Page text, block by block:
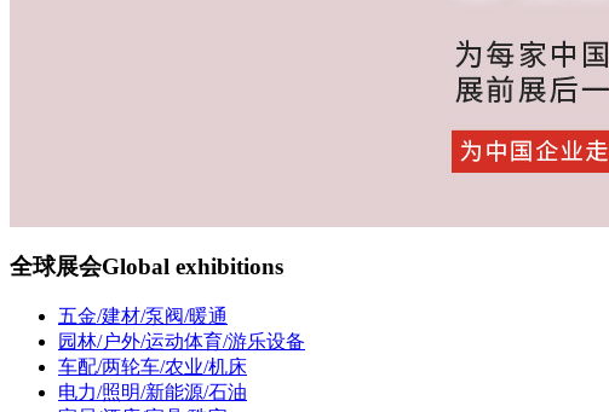
全球展会Global exhibitions
五金/建材/泵阀/暖通
园林/户外/运动体育/游乐设备
车配/两轮车/农业/机床
电力/照明/新能源/石油